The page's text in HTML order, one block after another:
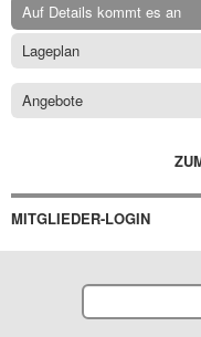
Auf Details kommt es an
Lageplan
Angebote
MITGLIEDER-LOGIN